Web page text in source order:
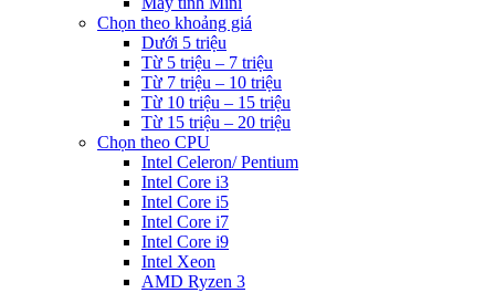
Chọn theo khoảng giá
Dưới 5 triệu
Từ 5 triệu – 7 triệu
Từ 7 triệu – 10 triệu
Từ 10 triệu – 15 triệu
Từ 15 triệu – 20 triệu
Chọn theo CPU
Intel Celeron/ Pentium
Intel Core i3
Intel Core i5
Intel Core i7
Intel Core i9
Intel Xeon
AMD Ryzen 3